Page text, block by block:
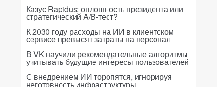
Казус Rapidus: оплошность президента или
стратегический A/B-тест?
К 2030 году расходы на ИИ в клиентском
сервисе превысят затраты на персонал
В VK научили рекомендательные алгоритмы
учитывать будущие интересы пользователей
С внедрением ИИ торопятся, игнорируя
неготовность инфраструктуры